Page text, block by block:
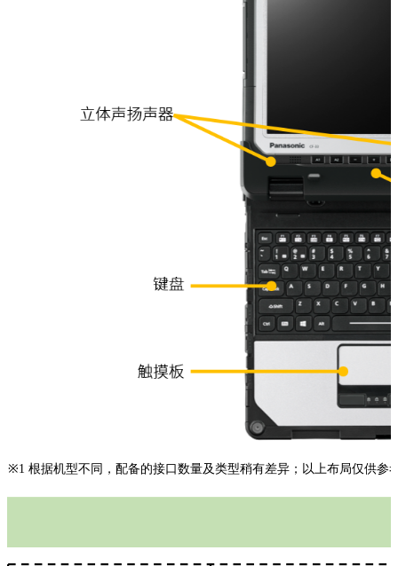
※1 根据机型不同，配备的接口数量及类型稍有差异；以上布局仅供参